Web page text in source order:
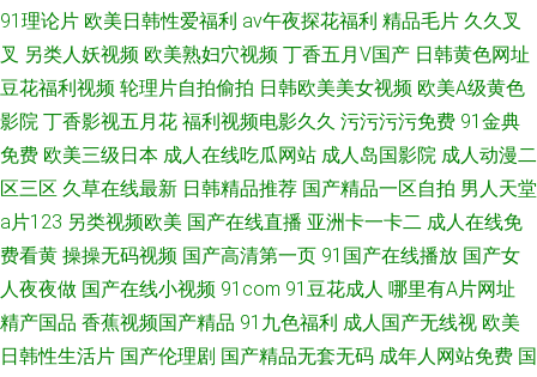
91理论片 欧美日韩性爱福利 av午夜探花福利 精品毛片 久久叉
叉 另类人妖视频 欧美熟妇穴视频 丁香五月V国产 日韩黄色网址
豆花福利视频 轮理片自拍偷拍 日韩欧美美女视频 欧美A级黄色
影院 丁香影视五月花 福利视频电影久久 污污污污免费 91金典
免费 欧美三级日本 成人在线吃瓜网站 成人岛国影院 成人动漫二
区三区 久草在线最新 日韩精品推荐 国产精品一区自拍 男人天堂
a片123 另类视频欧美 国产在线直播 亚洲卡一卡二 成人在线免
费看黄 操操无码视频 国产高清第一页 91国产在线播放 国产女
人夜夜做 国产在线小视频 91com 91豆花成人 哪里有A片网址
精产国品 香蕉视频国产精品 91九色福利 成人国产无线视 欧美
日韩性生活片 国产伦理剧 国产精品无套无码 成年人网站免费 国